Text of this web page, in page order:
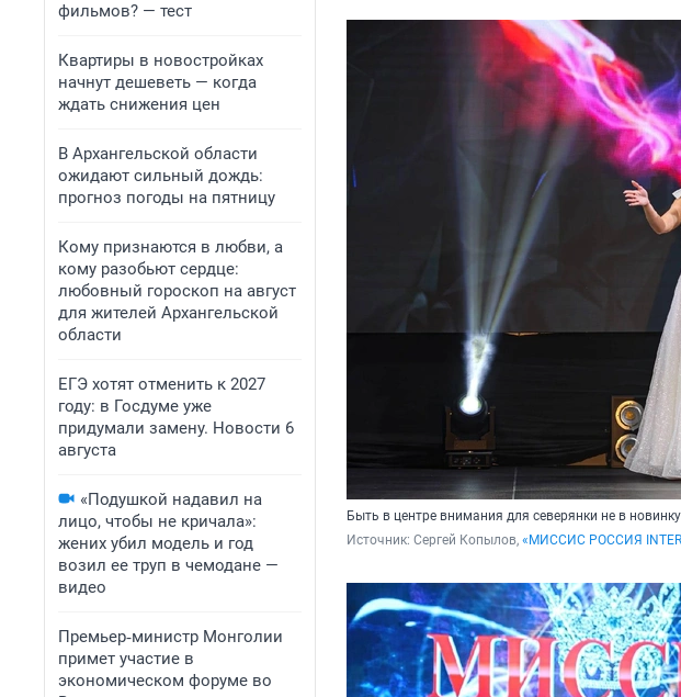
фильмов? — тест
Квартиры в новостройках
начнут дешеветь — когда
ждать снижения цен
В Архангельской области
ожидают сильный дождь:
прогноз погоды на пятницу
Кому признаются в любви, а
кому разобьют сердце:
любовный гороскоп на август
для жителей Архангельской
области
ЕГЭ хотят отменить к 2027
году: в Госдуме уже
придумали замену. Новости 6
августа
«Подушкой надавил на
лицо, чтобы не кричала»:
жених убил модель и год
возил ее труп в чемодане —
видео
Премьер‑министр Монголии
примет участие в
экономическом форуме во
Быть в центре внимания для северянки не в
Источник: Сергей Копылов, «МИССИС РОССИЯ